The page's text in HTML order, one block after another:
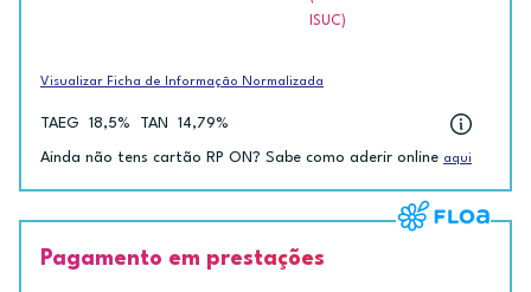
ISUC)
Visualizar Ficha de Informação Normalizada
TAEG 18,5% TAN 14,79%
Ainda não tens cartão RP ON? Sabe como aderir online aqui
Pagamento em prestações